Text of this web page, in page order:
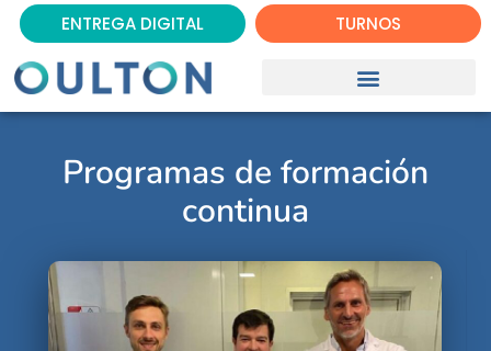
ENTREGA DIGITAL TURNOS
Programas de formación
continua